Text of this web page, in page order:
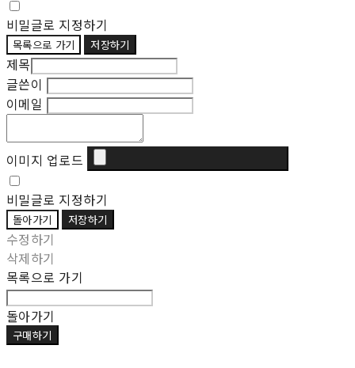
비밀글로 지정하기
목록으로 가기 저장하기
제목
글쓴이
이메일
이미지 업로드
비밀글로 지정하기
돌아가기 저장하기
수정하기
삭제하기
목록으로 가기
돌아가기
구매하기